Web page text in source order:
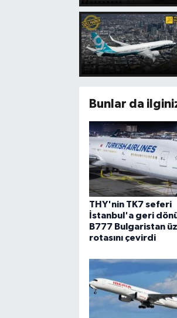
Bunlar da
THY'nin TK7 seferi
İstanbul'a geri
B777 Bulgaristan
rotasını çevirdi